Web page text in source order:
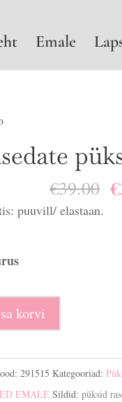
Emale
€39.00 €
puuvill/ elastaan.
korvi
291515 Kategooriad:
EMALE Sildid:püksid